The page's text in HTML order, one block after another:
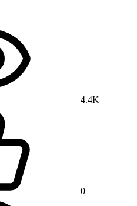
4.4K
0